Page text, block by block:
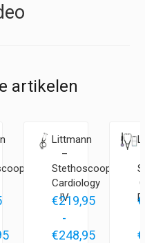
artikelen
Littmann
–
Stethoscoop
Cardiology
IV
€219,95
-
€248,95
€
€